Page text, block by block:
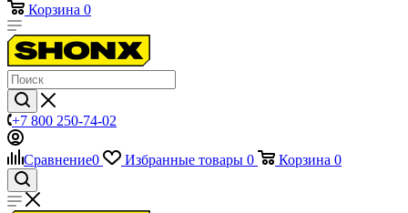
Корзина 0
+7 800 250-74-02
Сравнение0 Избранные товары 0 Корзина 0